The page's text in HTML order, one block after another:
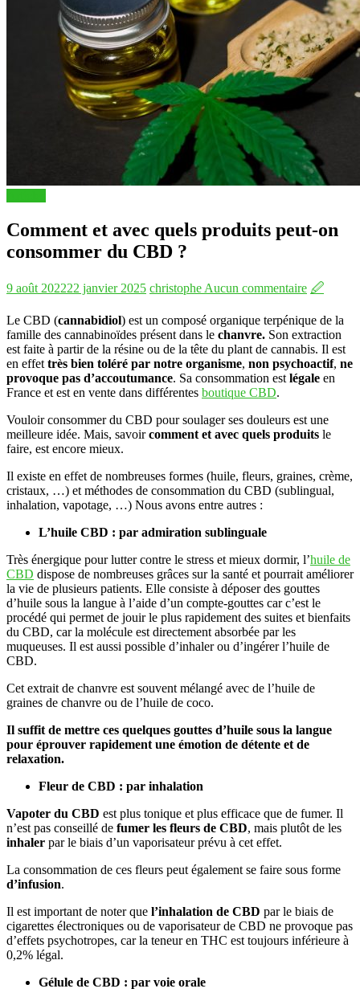
Comment et avec quels produits peut-on
consommer du CBD ?
9 août 202222 janvier 2025 christophe Aucun commentaire 🖉
Le CBD (cannabidiol) est un composé organique terpénique de la
famille des cannabinoïdes présent dans le chanvre. Son extraction
est faite à partir de la résine ou de la tête du plant de cannabis. Il est
en effet très bien toléré par notre organisme, non psychoactif, ne
provoque pas d’accoutumance. Sa consommation est légale en
France et est en vente dans différentes boutique CBD.
Vouloir consommer du CBD pour soulager ses douleurs est une
meilleure idée. Mais, savoircomment et avec quels produits le
faire, est encore mieux.
Il existe en effet de nombreuses formes (huile, fleurs, graines, crème,
cristaux, …) et méthodes de consommation du CBD (sublingual,
inhalation, vapotage, …) Nous avons entre autres :
L’huile CBD : par admiration sublinguale
Très énergique pour lutter contre le stress et mieux dormir, l’huile de
CBD dispose de nombreuses grâces sur la santé et pourrait améliorer
la vie de plusieurs patients. Elle consiste à déposer des gouttes
d’huile sous la langue à l’aide d’un compte-gouttes car c’est le
procédé qui permet de jouir le plus rapidement des suites et bienfaits
du CBD, car la molécule est directement absorbée par les
muqueuses. Il est aussi possible d’inhaler ou d’ingérer l’huile de
CBD.
Cet extrait de chanvre est souvent mélangé avec de l’huile de
graines de chanvre ou de l’huile de coco.
Il suffit de mettre ces quelques gouttes d’huile sous la langue
pour éprouver rapidement une émotion de détente et de
relaxation.
Fleur de CBD : par inhalation
Vapoter du CBD est plus tonique et plus efficace que de fumer. Il
n’est pas conseillé de fumer les fleurs de CBD, mais plutôt de les
inhaler par le biais d’un vaporisateur prévu à cet effet.
La consommation de ces fleurs peut également se faire sous forme
d’infusion.
Il est important de noter que l’inhalation de CBD par le biais de
cigarettes électroniques ou de vaporisateur de CBD ne provoque pas
d’effets psychotropes, car la teneur en THC est toujours inférieure à
0,2% légal.
Gélule de CBD : par voie orale